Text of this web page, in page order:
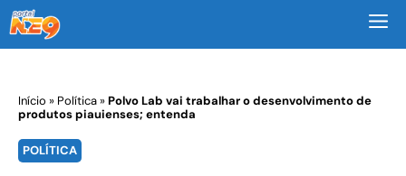
Início » Política»Polvo Lab vai trabalhar o desenvolvimento de
produtos piauienses; entenda
POLÍTICA